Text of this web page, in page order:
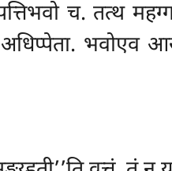
च. तत्थ
अधिप्पेता. भवोएव